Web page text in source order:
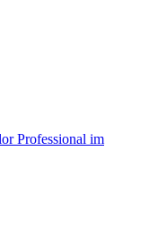
Professional im